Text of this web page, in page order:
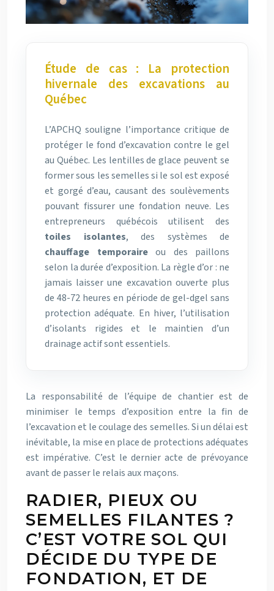
Étude de cas : La protection
hivernale des excavations au
Québec
L’APCHQ souligne l’importance critique de
protéger le fond d’excavation contre le gel
au Québec. Les lentilles de glace peuvent se
former sous les semelles si le sol est exposé
et gorgé d’eau, causant des soulèvements
pouvant fissurer une fondation neuve. Les
entrepreneurs québécois utilisent des
toiles isolantes, des systèmes de
chauffage temporaireou des paillons
selon la durée d’exposition. La règle d’or : ne
jamais laisser une excavation ouverte plus
de 48-72 heures en période de gel-dgel sans
protection adéquate. En hiver, l’utilisation
d’isolants rigides et le maintien d’un
drainage actif sont essentiels.
La responsabilité de l’équipe de chantier est de
minimiser le temps d’exposition entre la fin de
l’excavation et le coulage des semelles. Si un délai est
inévitable, la mise en place de protections adéquates
est impérative. C’est le dernier acte de prévoyance
avant de passer le relais aux maçons.
RADIER, PIEUX OU
SEMELLES FILANTES ?
C’EST VOTRE SOL QUI
DÉCIDE DU TYPE DE
FONDATION, ET DE